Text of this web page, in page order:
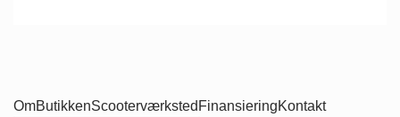
OmButikkenScooterværksted FinansieringKontakt